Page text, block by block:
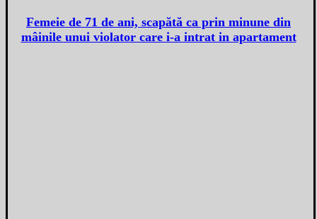
Femeie de 71 de ani, scapătă ca prin minune din
mâinile unui violator care i-a intrat in apartament